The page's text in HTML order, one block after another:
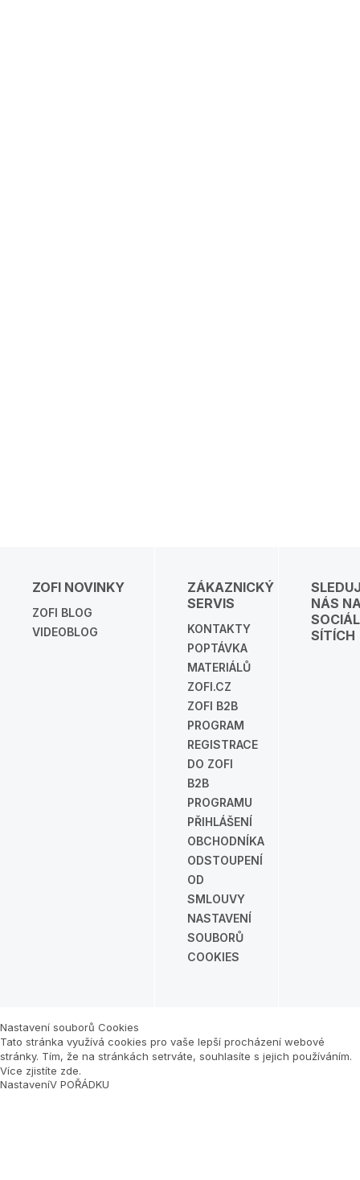
ZOFI NOVINKY
ZOFI BLOG
VIDEOBLOG
ZÁKAZNICKÝ
SERVIS
KONTAKTY
POPTÁVKA
MATERIÁLŮ
ZOFI.CZ
ZOFI B2B
PROGRAM
REGISTRACE
DO ZOFI
B2B
PROGRAMU
PŘIHLÁŠENÍ
OBCHODNÍKA
ODSTOUPENÍ
OD
SMLOUVY
NASTAVENÍ
SOUBORŮ
COOKIES
NÁS
SÍTÍCH
Nastavení souborů Cookies
Tato stránka využívá cookies pro vaše lepší procházení webové
stránky. Tím, že na stránkách setrváte, souhlasíte s jejich používáním.
Více zjistíte zde.
NastaveníV POŘÁDKU